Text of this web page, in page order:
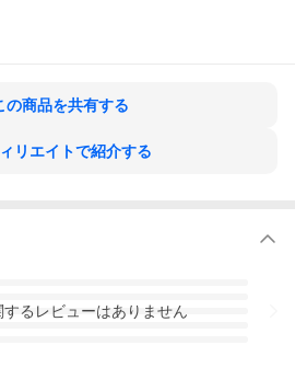
をもっと見る
の商品を共有する
リエイトで紹介する
するレビューはありません